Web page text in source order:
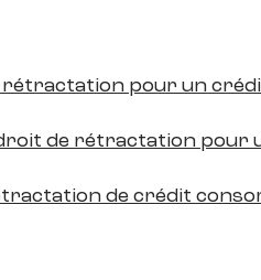
rétractation pour un
de rétractation pour
de crédit